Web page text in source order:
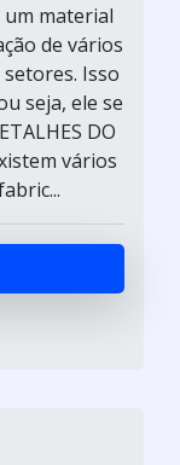
um material
de vários
Isso
seja, ele se
DO
vários